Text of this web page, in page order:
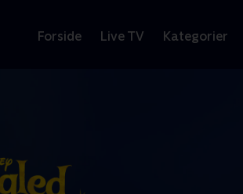
Forside Live TV Kategorier